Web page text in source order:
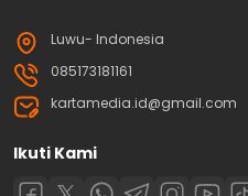
Luwu- Indonesia
085173181161
kartamedia.id@gmail.com
Ikuti Kami